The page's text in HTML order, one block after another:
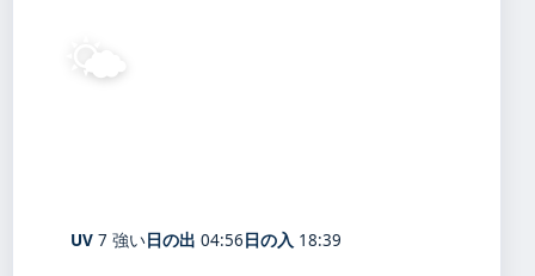
🌤️
UV 7 強い日の出 04:56日の入 18:39